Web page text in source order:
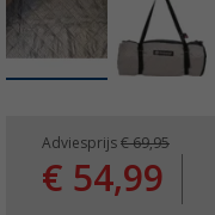
Adviesprijs € 69,95
€ 54,99